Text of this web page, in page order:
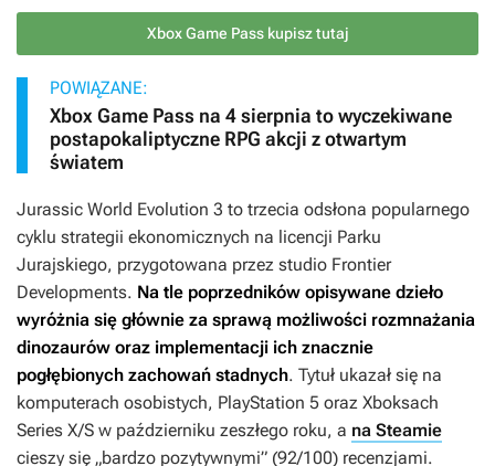
Xbox Game Pass kupisz tutaj
POWIĄZANE:
Xbox Game Pass na 4 sierpnia to wyczekiwane
postapokaliptyczne RPG akcji z otwartym
światem
Jurassic World Evolution 3 to trzecia odsłona popularnego
cyklu strategii ekonomicznych na licencji Parku
Jurajskiego, przygotowana przez studio Frontier
Developments. Na tle poprzedników opisywane dzieło
wyróżnia się głównie za sprawą możliwości rozmnażania
dinozaurów oraz implementacji ich znacznie
pogłębionych zachowań stadnych. Tytuł ukazał się na
komputerach osobistych, PlayStation 5 oraz Xboksach
Series X/S w październiku zeszłego roku, a na Steamie
cieszy się „bardzo pozytywnymi” (92/100) recenzjami.